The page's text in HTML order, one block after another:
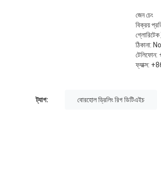
জেন চেং
বিক্রয়
গ্লোরিটেক
ঠিকানা:
ফ্যাক্স:
ট্যাগ: বোরহোল ড্রিলিং রিগ ডিটিএইচ